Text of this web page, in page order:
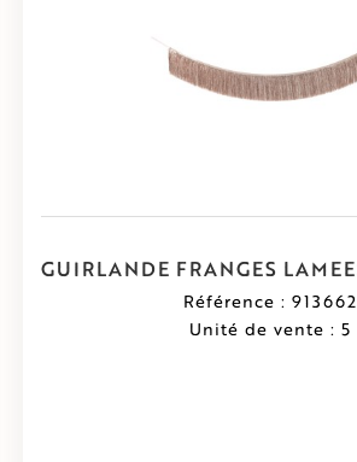
GUIRLANDE FRANGES
Référence : 913662
Unité de vente : 5